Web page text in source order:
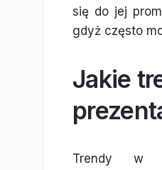
się do jej
gdyż często
Jakie
Trendy w